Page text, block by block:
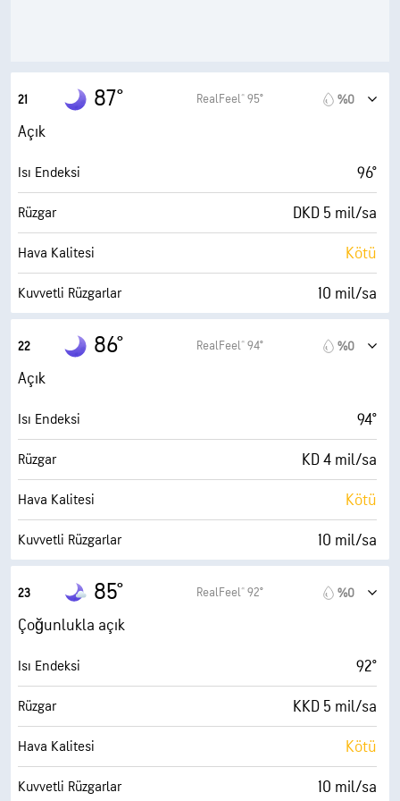
21 87° RealFeel® 95° %0
Açık
Isı Endeksi 96°
Rüzgar DKD 5 mil/sa
Hava Kalitesi Kötü
Kuvvetli Rüzgarlar 10 mil/sa
Çiy Noktası
AccuLumen Brightness Index™ 0 (Koyu)
Bulutlarla Kaplı %3
Görüş Alanı 10 mil
Bulut Tavanı 30000 fit
22 86° RealFeel® 94° %0
Açık
Isı Endeksi 94°
Rüzgar KD 4 mil/sa
Hava Kalitesi Kötü
Kuvvetli Rüzgarlar 10 mil/sa
Çiy Noktası
AccuLumen Brightness Index™ 0 (Koyu)
Bulutlarla Kaplı %8
Görüş Alanı 10 mil
Bulut Tavanı 30000 fit
23 85° RealFeel® 92° %0
Çoğunlukla açık
Isı Endeksi 92°
Rüzgar KKD 5 mil/sa
Hava Kalitesi Kötü
Kuvvetli Rüzgarlar 10 mil/sa